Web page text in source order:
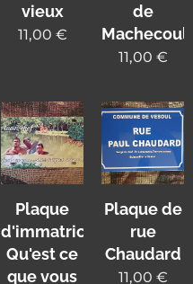
vieux
11,00 €
de
Machecoul
11,00 €
Plaque
d'immatriculation
Qu'est ce
que vous
Plaque de
rue
Chaudard
11,00 €